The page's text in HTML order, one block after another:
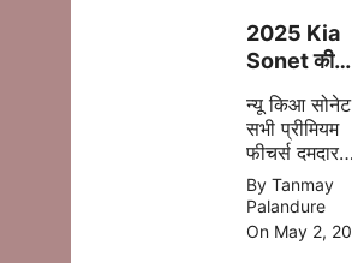
जाता है |
2025 Kia
Sonet की
पहली झलक –
अब मिलेगा बड़ा
टचस्क्रीन और
नए फीचर्स
न्यू किआ
सभी प्रीमियम
फीचर्स दमदार
इंजन डिसेंट
बेहतर कलर के
साथ 2025 में
मिल जाती है |
By Tanmay
Palandure
On May 2,